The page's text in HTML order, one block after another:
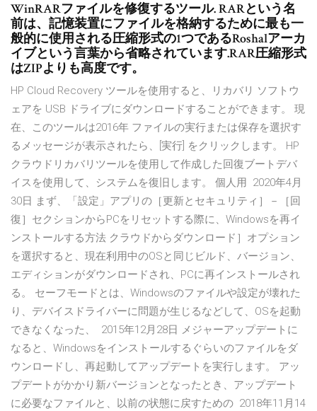
WinRARファイルを修復するツール. RARという名
前は、記憶装置にファイルを格納するために最も一
般的に使用される圧縮形式の1つであるRoshalアーカ
イブという言葉から省略されています.RAR圧縮形式
はZIPよりも高度です。
HP Cloud Recovery ツールを使用すると、リカバリ ソフトウ
ェアを USB ドライブにダウンロードすることができます。 現
在、このツールは2016年 ファイルの実行または保存を選択す
るメッセージが表示されたら、[実行] をクリックします。 HP
クラウドリカバリツールを使用して作成した回復ブートデバ
イスを使用して、システムを復旧します。 個人用 2020年4月
30日 まず、「設定」アプリの［更新とセキュリティ］－［回
復］セクションからPCをリセットする際に、Windowsを再イ
ンストールする方法 クラウドからダウンロード］オプション
を選択すると、現在利用中のOSと同じビルド、バージョン、
エディションがダウンロードされ、PCに再インストールされ
る。 セーフモードとは、Windowsのファイルや設定が壊れた
り、デバイスドライバーに問題が生じるなどして、OSを起動
できなくなった、 2015年12月28日 メジャーアップデートに
なると、Windowsをインストールするぐらいのファイルをダ
ウンロードし、再起動してアップデートを実行します。 アッ
プデートがかかり新バージョンとなったとき、アップデート
に必要なファイルと、以前の状態に戻すための 2018年11月14